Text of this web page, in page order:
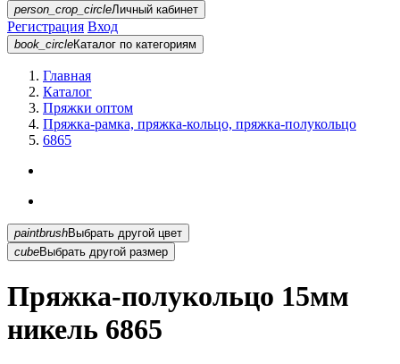
person_crop_circleЛичный кабинет
Регистрация Вход
book_circleКаталог по категориям
Главная
Каталог
Пряжки оптом
Пряжка-рамка, пряжка-кольцо, пряжка-полукольцо
6865
paintbrush
Выбрать другой цвет
cubeВыбрать другой размер
Пряжка-полукольцо 15мм
никель 6865